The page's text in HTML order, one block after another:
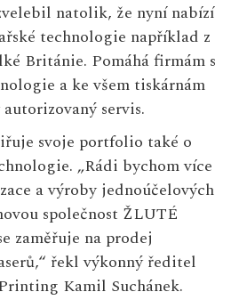
natolik, že nyní nabízí
technologie například z
Británie. Pomáhá firmám s
a ke všem tiskárnám
servis.
svoje portfolio také o
„Rádi bychom více
a výroby jednoúčelových
společnost ŽLUTÉ
zaměřuje na prodej
řekl výkonný ředitel
Kamil Suchánek.